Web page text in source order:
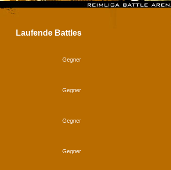
Laufende Battles
Gegner
Gegner
Gegner
Gegner